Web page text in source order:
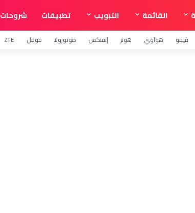
القائمة التبويب تطبيقات شروحات
فيفو هواوي هونر إنفنكس موتورولا قوقل ZTE